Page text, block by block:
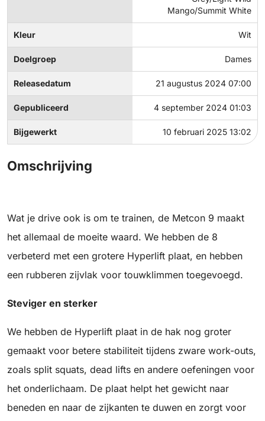
Mango/Summit White
Kleur Wit
Doelgroep Dames
Releasedatum 21 augustus 2024 07:00
Gepubliceerd 4 september 2024 01:03
Bijgewerkt 10 februari 2025 13:02
Omschrijving
Wat je drive ook is om te trainen, de Metcon 9 maakt
het allemaal de moeite waard. We hebben de 8
verbeterd met een grotere Hyperlift plaat, en hebben
een rubberen zijvlak voor touwklimmen toegevoegd.
Steviger en sterker
We hebben de Hyperlift plaat in de hak nog groter
gemaakt voor betere stabiliteit tijdens zware work-outs,
zoals split squats, dead lifts en andere oefeningen voor
het onderlichaam. De plaat helpt het gewicht naar
beneden en naar de zijkanten te duwen en zorgt voor